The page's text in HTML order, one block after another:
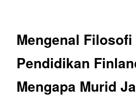
Mengenal Filosofi
Pendidikan
Mengapa Murid